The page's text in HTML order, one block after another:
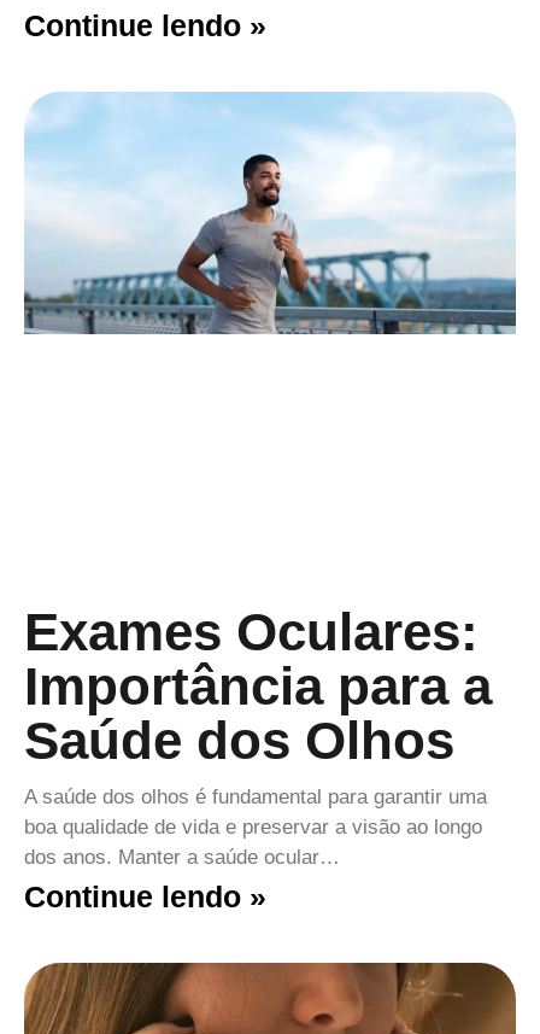
Continue lendo »
Exames Oculares:
Importância para a
Saúde dos Olhos
A saúde dos olhos é fundamental para garantir uma
boa qualidade de vida e preservar a visão ao longo
dos anos. Manter a saúde ocular…
Continue lendo »